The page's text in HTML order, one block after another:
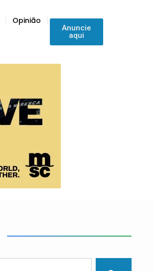
Opinião
Anuncie
aqui